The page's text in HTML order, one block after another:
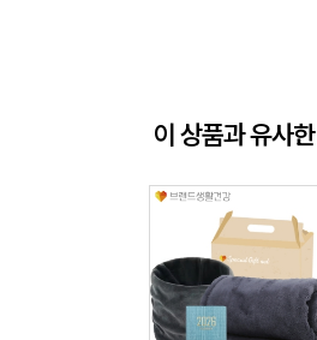
이 상품과 유사한